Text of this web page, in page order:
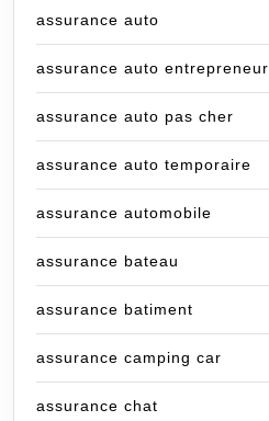
assurance auto
assurance auto entrepreneur
assurance auto pas cher
assurance auto temporaire
assurance automobile
assurance bateau
assurance batiment
assurance camping car
assurance chat